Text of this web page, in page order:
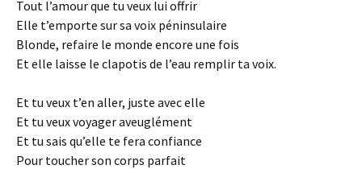
Tout l’amour que tu veux lui offrir
Elle t’emporte sur sa voix péninsulaire
Blonde, refaire le monde encore une fois
Et elle laisse le clapotis de l’eau remplir ta voix.
Et tu veux t’en aller, juste avec elle
Et tu veux voyager aveuglément
Et tu sais qu’elle te fera confiance
Pour toucher son corps parfait